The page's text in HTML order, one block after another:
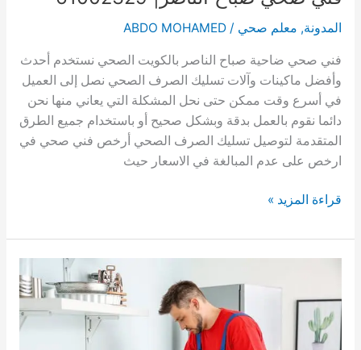
المدونة, معلم صحي /
ABDO MOHAMED
فني صحي ضاحية صباح الناصر بالكويت الصحي نستخدم أحدث
وأفضل ماكينات وآلات تسليك الصرف الصحي نصل إلى العميل
في أسرع وقت ممكن حتى نحل المشكلة التي يعاني منها نحن
دائما نقوم بالعمل بدقة وبشكل صحيح أو باستخدام جميع الطرق
المتقدمة لتوصيل تسليك الصرف الصحي أرخص فني صحي في
ارخص على عدم المبالغة في الاسعار حيث
فني
صباح
الناصر|
قراءة المزيد »